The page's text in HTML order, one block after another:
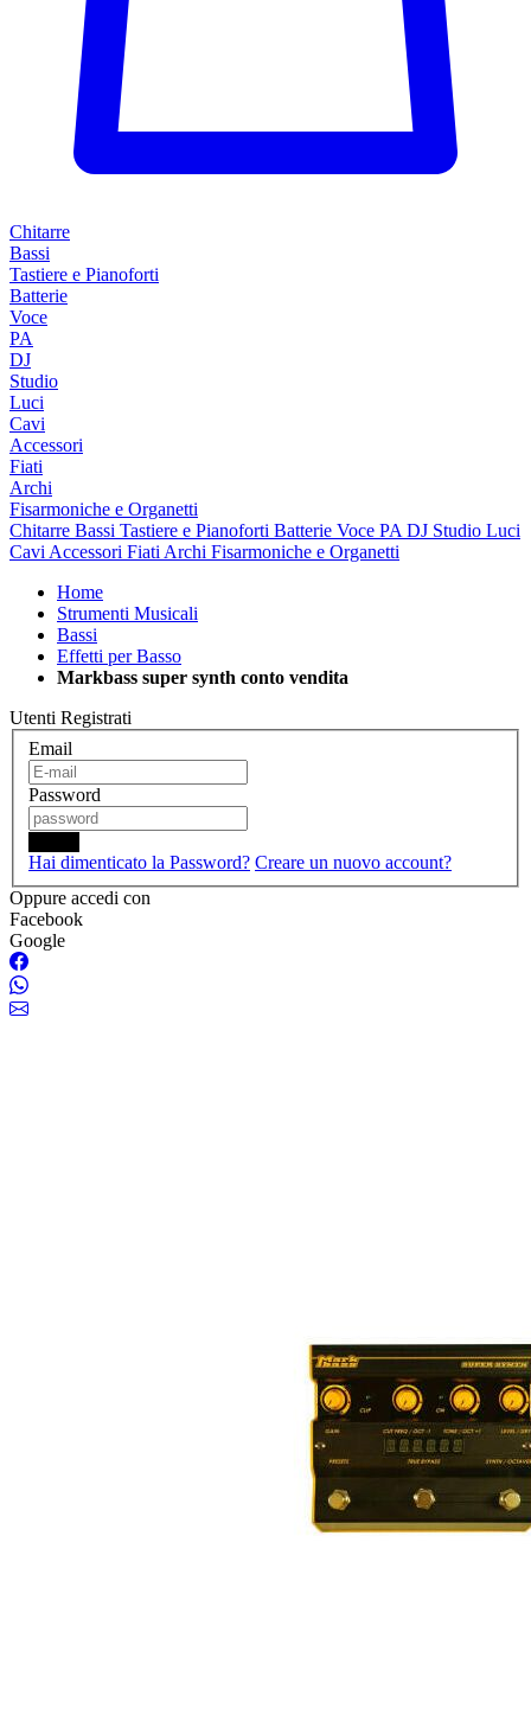
Chitarre
Bassi
Tastiere e Pianoforti
Batterie
Voce
PA
DJ
Studio
Luci
Cavi
Accessori
Fiati
Archi
Fisarmoniche e Organetti
Chitarre Bassi Tastiere e Pianoforti Batterie Voce PA DJ Studio Luci
Cavi Accessori Fiati Archi Fisarmoniche e Organetti
Home
Strumenti Musicali
Bassi
Effetti per Basso
Markbass super synth conto vendita
Utenti Registrati
Email
Password
Hai dimenticato la Password? Creare un nuovo account?
Oppure accedi con
Facebook
Google